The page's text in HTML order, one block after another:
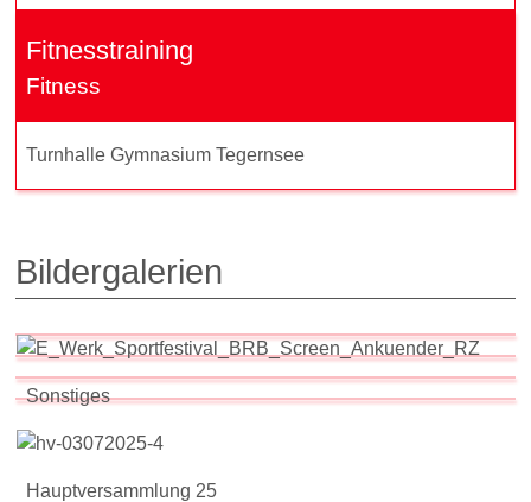
Fitnesstraining
Fitness
Turnhalle Gymnasium Tegernsee
Bildergalerien
Sonstiges
Hauptversammlung 25